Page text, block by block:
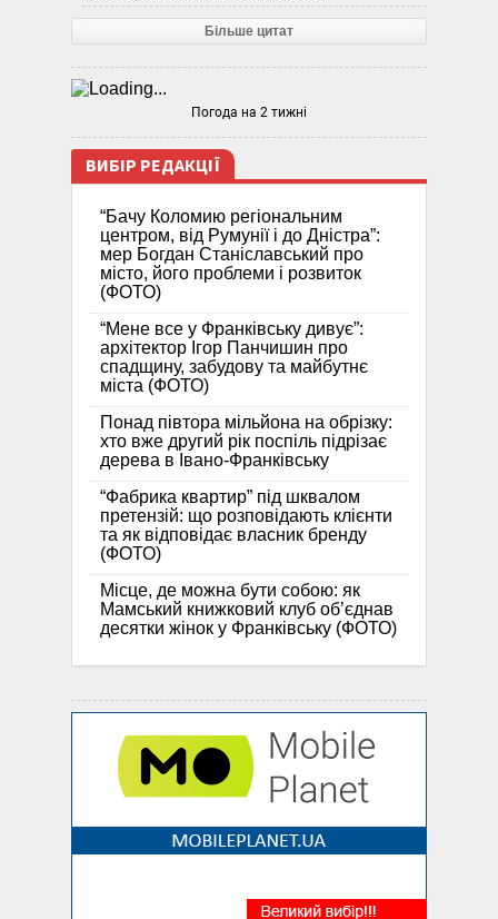
Більше цитат
Погода на 2 тижні
ВИБІР РЕДАКЦІЇ
“Бачу Коломию регіональним
центром, від Румунії і до Дністра”:
мер Богдан Станіславський про
місто, його проблеми і розвиток
(ФОТО)
“Мене все у Франківську дивує”:
архітектор Ігор Панчишин про
спадщину, забудову та майбутнє
міста (ФОТО)
Понад півтора мільйона на обрізку:
хто вже другий рік поспіль підрізає
дерева в Івано-Франківську
“Фабрика квартир” під шквалом
претензій: що розповідають клієнти
та як відповідає власник бренду
(ФОТО)
Місце, де можна бути собою: як
Мамський книжковий клуб об’єднав
десятки жінок у Франківську (ФОТО)